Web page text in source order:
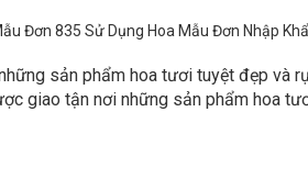
Đơn 835 Sử Dụng Hoa Mẫu Đơn Nhập
sản phẩm hoa tươi tuyệt đẹp
giao tận nơi những sản phẩm hoa